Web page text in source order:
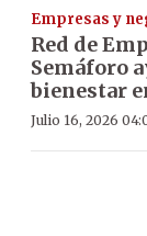
Empresas y
Red de
Semáforo
bienestar
Julio 16, 2026